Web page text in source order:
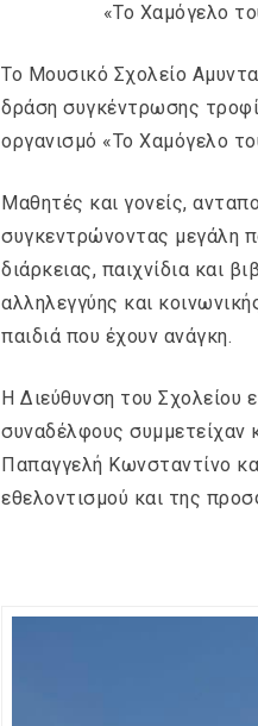
«Το Χαμόγελο του
Το Μουσικό Σχολείο
δράση συγκέντρωσης
οργανισμό «Το Χαμόγελο
Μαθητές και γονείς,
συγκεντρώνοντας μεγάλη
διάρκειας, παιχνίδια και
αλληλεγγύης και
παιδιά που έχουν ανάγκη.
Η Διεύθυνση του Σχολείου
συναδέλφους συμμετείχαν
Παπαγγελή Κωνσταντίνο
εθελοντισμού και της